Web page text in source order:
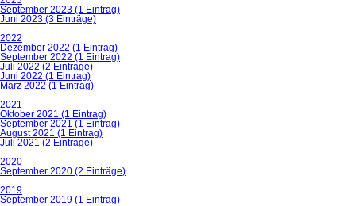
September 2023 (1 Eintrag)
Juni 2023 (3 Einträge)
2022
Dezember 2022 (1 Eintrag)
September 2022 (1 Eintrag)
Juli 2022 (2 Einträge)
Juni 2022 (1 Eintrag)
März 2022 (1 Eintrag)
2021
Oktober 2021 (1 Eintrag)
September 2021 (1 Eintrag)
August 2021 (1 Eintrag)
Juli 2021 (2 Einträge)
2020
September 2020 (2 Einträge)
2019
September 2019 (1 Eintrag)